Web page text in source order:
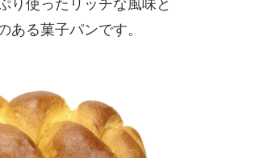
り使ったリッチな風味と
ある菓子パンです。